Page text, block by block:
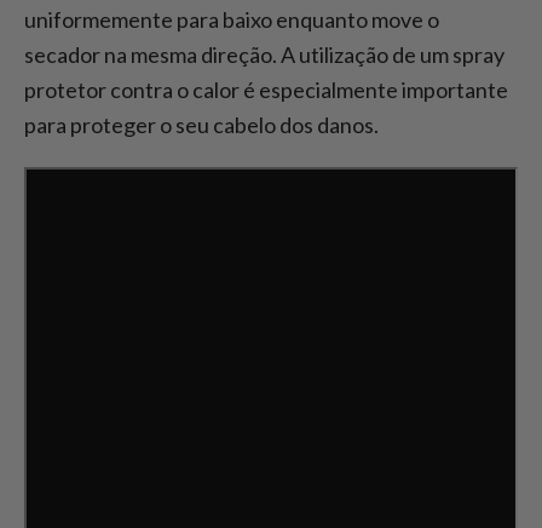
uniformemente para baixo enquanto move o
secador na mesma direção. A utilização de um spray
protetor contra o calor é especialmente importante
para proteger o seu cabelo dos danos.